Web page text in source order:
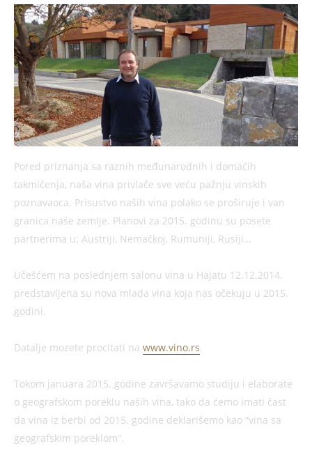
Pored priznanja sa raznih međunarodnih i domaćih
takmičenja, naša vina privlače sve veću pažnju vinskih
poznavaoca. Prisustvo naših vina polako se proširuje i van
granica naše zemlje. Planovi za 2015. godinu su posete
partnerima u: Austriji, Nemačkoj, Rumuniji, Rusiji…
Učešćem na poslednjem salonu vina u Hajatu 12.12.2014.
predstavljena su nova mlada vina koja nas očekuju u 2015.
godini.
Datalje mozete procitati na www.vino.rs.
Tokom januara 2015. godine završavamo studiju i elaborate
o geografskom poreklu naših vina, tako da ćemo imati čast
da vina iz berbi od 2015. godine deklarišemo kao “vina sa
geografskim poreklom”.